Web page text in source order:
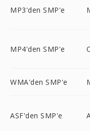
MP3'den SMP'e
MP4'den SMP'e
WMA'den SMP'e
ASF'den SMP'e